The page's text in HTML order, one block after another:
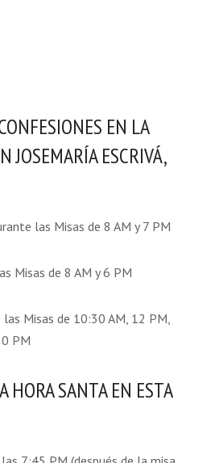
EN LA
JOSEMARÍA ESCRIVÁ,
las Misas de 8 AM y 7 PM
Misas de 8 AM y 6 PM
las Misas de 10:30 AM, 12 PM,
PM
HORA SANTA EN ESTA